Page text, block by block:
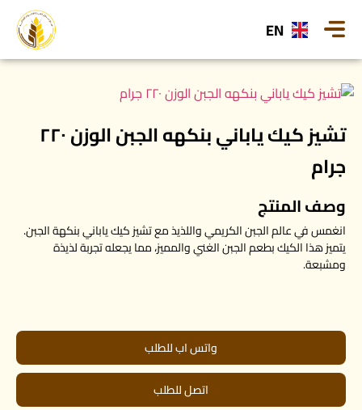
EN
تشيز كيك ياباني بنكهه الجبن الوزن ٢٢٠
جرام
وصف المنتج
انغمس في عالم الجبن الكريمي واللذيذ مع تشيز كيك ياباني بنكهة الجبن.
يتميز هذا الكيك بطعم الجبن الغني والمميز، مما يجعله تجربة لذيذة
ومشبعة.
واتس اب للطلب
اتصل للطلب